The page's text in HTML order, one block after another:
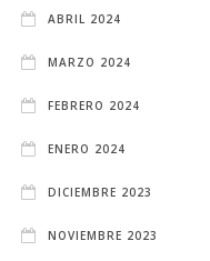
ABRIL 2024
MARZO 2024
FEBRERO 2024
ENERO 2024
DICIEMBRE 2023
NOVIEMBRE 2023